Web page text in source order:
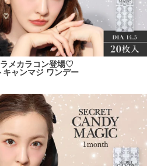
メカラコン登場♡
キャンマジ ワンデー